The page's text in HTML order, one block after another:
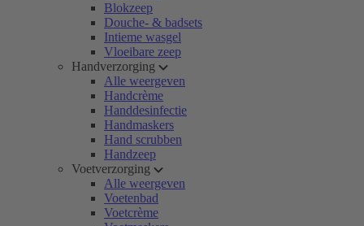
Blokzeep
Douche- & badsets
Intieme wasgel
Vloeibare zeep
Handverzorging
Alle weergeven
Handcrème
Handdesinfectie
Handmaskers
Hand scrubben
Handzeep
Voetverzorging
Alle weergeven
Voetenbad
Voetcrème